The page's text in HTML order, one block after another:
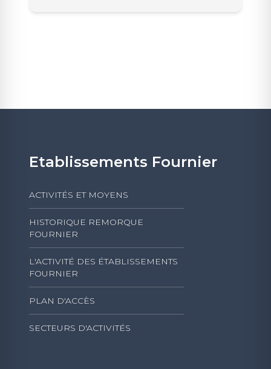
Etablissements Fournier
ACTIVITÉS ET MOYENS
HISTORIQUE REMORQUE
FOURNIER
L'ACTIVITÉ DES ÉTABLISSEMENTS
FOURNIER
PLAN D'ACCÈS
SECTEURS D'ACTIVITÉS